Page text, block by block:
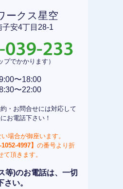
ークス星空
安4丁目28-1
プでかかります）
〜18:00
〜22:00
・お問合せには対応して
お電話下さい！
場合が御座います。
1052-4997】 の番号より折
て頂きます。
等)のお電話は、一切
さい。